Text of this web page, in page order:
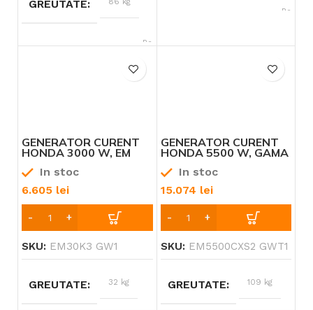
GREUTATE
TIP ALIMENTARE Benzină
Benzină
PACHET
HSB
REZERVOR
GENERATOR CURENT
HONDA 3000 W, EM
CYCLOCONVERTER
In stoc
6.605 lei
SKU: EM30K3 GW1
GREUTATE 32 kg
GENERATOR CURENT
HONDA 5500 W, GAMA
FRAME” EM 5500CXS2
GWT1 DOTAT CU I-
AVR
In stoc
15.074 lei
SKU: EM5500CXS2 GWT1
GREUTATE 109 kg